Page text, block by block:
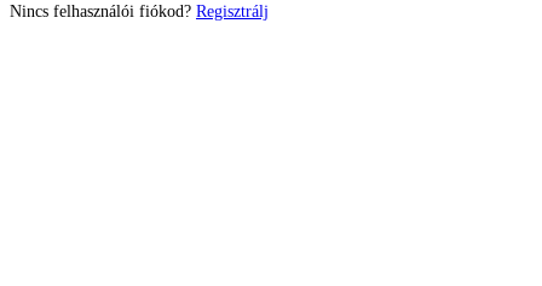
Nincs felhasználói fiókod? Regisztrálj